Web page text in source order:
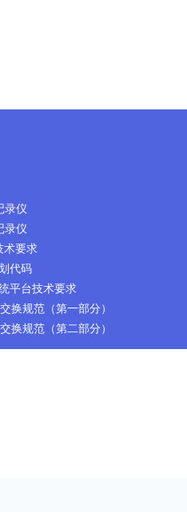
录仪
录仪
术要求
代码
平台技术要求
换规范（第一部分）
换规范（第二部分）